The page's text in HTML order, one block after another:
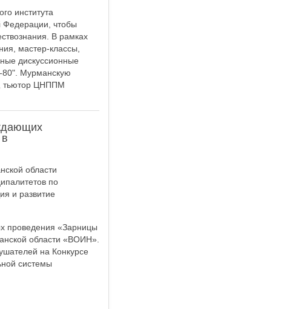
института
Федерации, чтобы
В рамках
мастер-классы,
дискуссионные
80". Мурманскую
тьютор ЦНППМ
области
по
и развитие
проведения «Зарницы
области «ВОИН».
на Конкурсе
системы